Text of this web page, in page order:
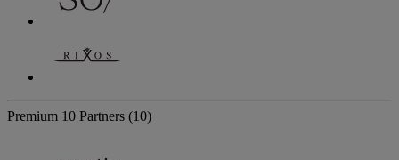
Premium 10 Partners (10)